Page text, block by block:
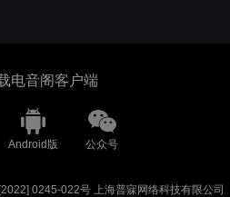
电音阁客户端
Android版 公众号
0245-022号 上海普寐网络科技有限公司